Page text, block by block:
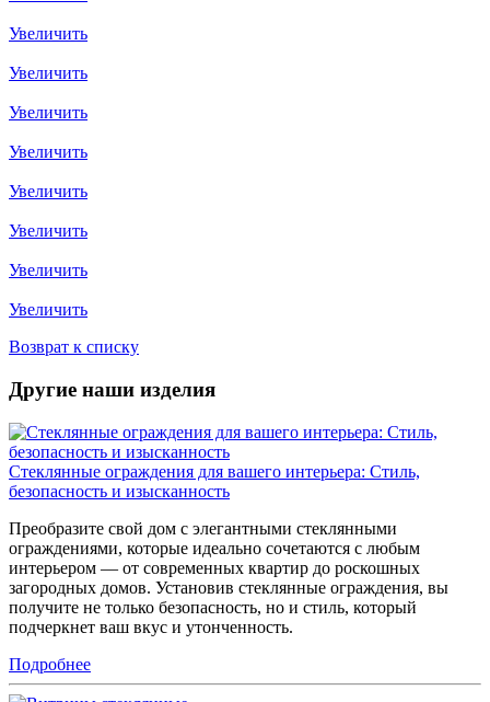
Увеличить
Увеличить
Увеличить
Увеличить
Увеличить
Увеличить
Увеличить
Увеличить
Возврат к списку
Другие наши изделия
Стеклянные ограждения для вашего интерьера: Стиль,
безопасность и изысканность
Преобразите свой дом с элегантными стеклянными
ограждениями, которые идеально сочетаются с любым
интерьером — от современных квартир до роскошных
загородных домов. Установив стеклянные ограждения, вы
получите не только безопасность, но и стиль, который
подчеркнет ваш вкус и утонченность.
Подробнее